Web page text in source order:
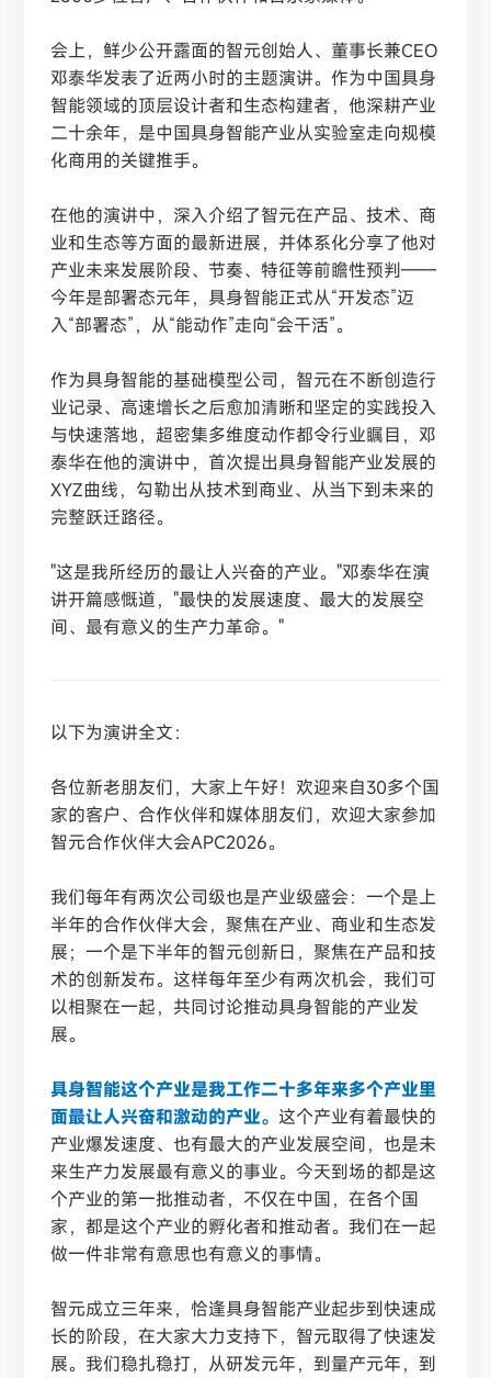
会上，鲜少公开露面的智元创始人、董事长兼CEO
邓泰华发表了近两小时的主题演讲。作为中国具身
智能领域的顶层设计者和生态构建者，他深耕产业
二十余年，是中国具身智能产业从实验室走向规模
化商用的关键推手。
在他的演讲中，深入介绍了智元在产品、技术、商
业和生态等方面的最新进展，并体系化分享了他对
产业未来发展阶段、节奏、特征等前瞻性预判——
今年是部署态元年，具身智能正式从“开发态”迈
入“部署态”，从“能动作”走向“会干活”。
作为具身智能的基础模型公司，智元在不断创造行
业记录、高速增长之后愈加清晰和坚定的实践投入
与快速落地，超密集多维度动作都令行业瞩目，邓
泰华在他的演讲中，首次提出具身智能产业发展的
XYZ曲线，勾勒出从技术到商业、从当下到未来的
完整跃迁路径。
"这是我所经历的最让人兴奋的产业。"邓泰华在演
讲开篇感慨道，"最快的发展速度、最大的发展空
间、最有意义的生产力革命。"
以下为演讲全文：
各位新老朋友们，大家上午好！欢迎来自30多个国
家的客户、合作伙伴和媒体朋友们，欢迎大家参加
智元合作伙伴大会APC2026。
我们每年有两次公司级也是产业级盛会：一个是上
半年的合作伙伴大会，聚焦在产业、商业和生态发
展；一个是下半年的智元创新日，聚焦在产品和技
术的创新发布。这样每年至少有两次机会，我们可
以相聚在一起，共同讨论推动具身智能的产业发
展。
具身智能这个产业是我工作二十多年来多个产业里
面最让人兴奋和激动的产业。 这个产业有着最快的
产业爆发速度、也有最大的产业发展空间，也是未
来生产力发展最有意义的事业。今天到场的都是这
个产业的第一批推动者，不仅在中国，在各个国
家，都是这个产业的孵化者和推动者。我们在一起
做一件非常有意思也有意义的事情。
智元成立三年来，恰逢具身智能产业起步到快速成
长的阶段，在大家大力支持下，智元取得了快速发
展。我们稳扎稳打，从研发元年，到量产元年，到